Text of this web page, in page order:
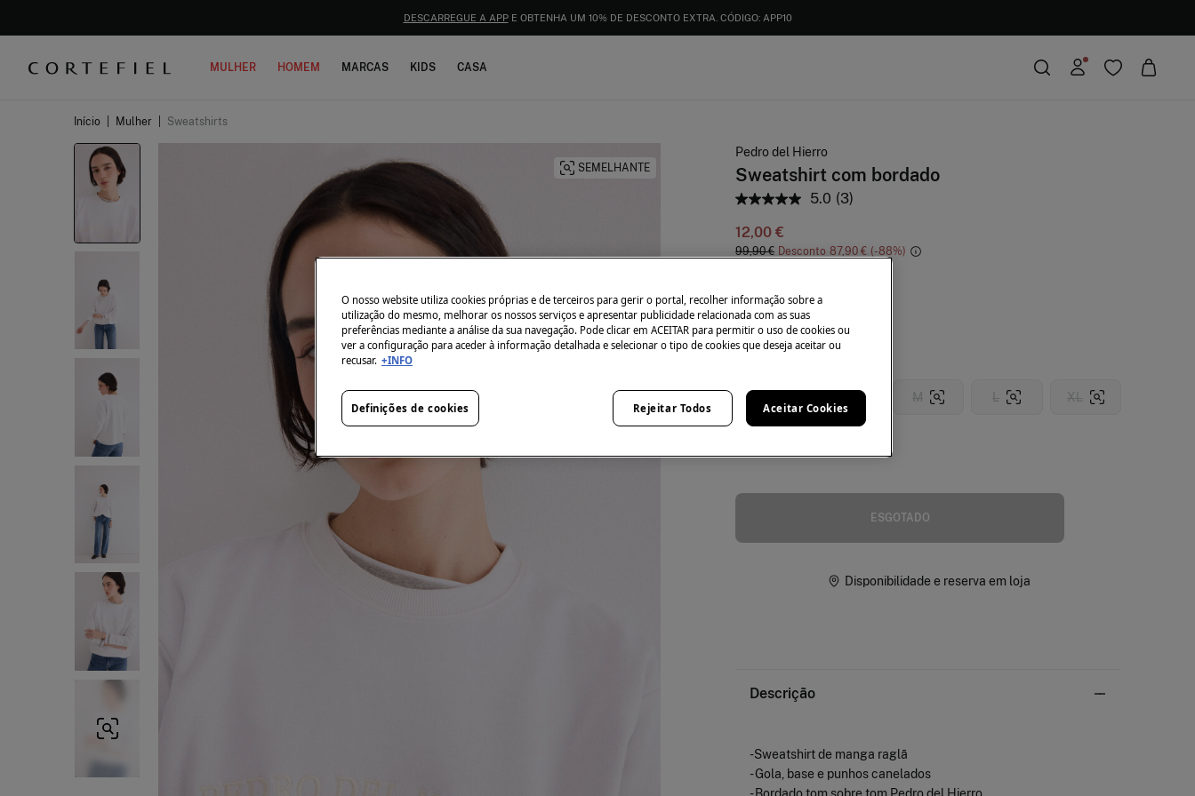
ENVIOS GRÁTIS PARA A LOJA E AO DOMICÍLIO A PARTIR DE 50€
MULHER HOMEM MARCAS KIDS CASA
Início Mulher Sweatshirts
SEMELHANTE
Pedro del Hierro
Sweatshirt com bordado
5.0 (3)
12,00 €
99,90 € Desconto 87,90 € 88
M L XL
ESGOTADO
Disponibilidade e reserva em loja
Descrição
-Sweatshirt de manga raglã
- Gola, base e punhos canelados
O nosso website utiliza cookies próprias e de terceiros para gerir o portal, recolher informação sobre a
utilização do mesmo, melhorar os nossos serviços e apresentar publicidade relacionada com as suas
preferências mediante a análise da sua navegação. Pode clicar em ACEITAR para permitir o uso de cookies ou
ver a configuração para aceder à informação detalhada e selecionar o tipo de cookies que deseja aceitar ou
recusar. +INFO
Rejeitar Todos Aceitar Cookies
Definições de cookies